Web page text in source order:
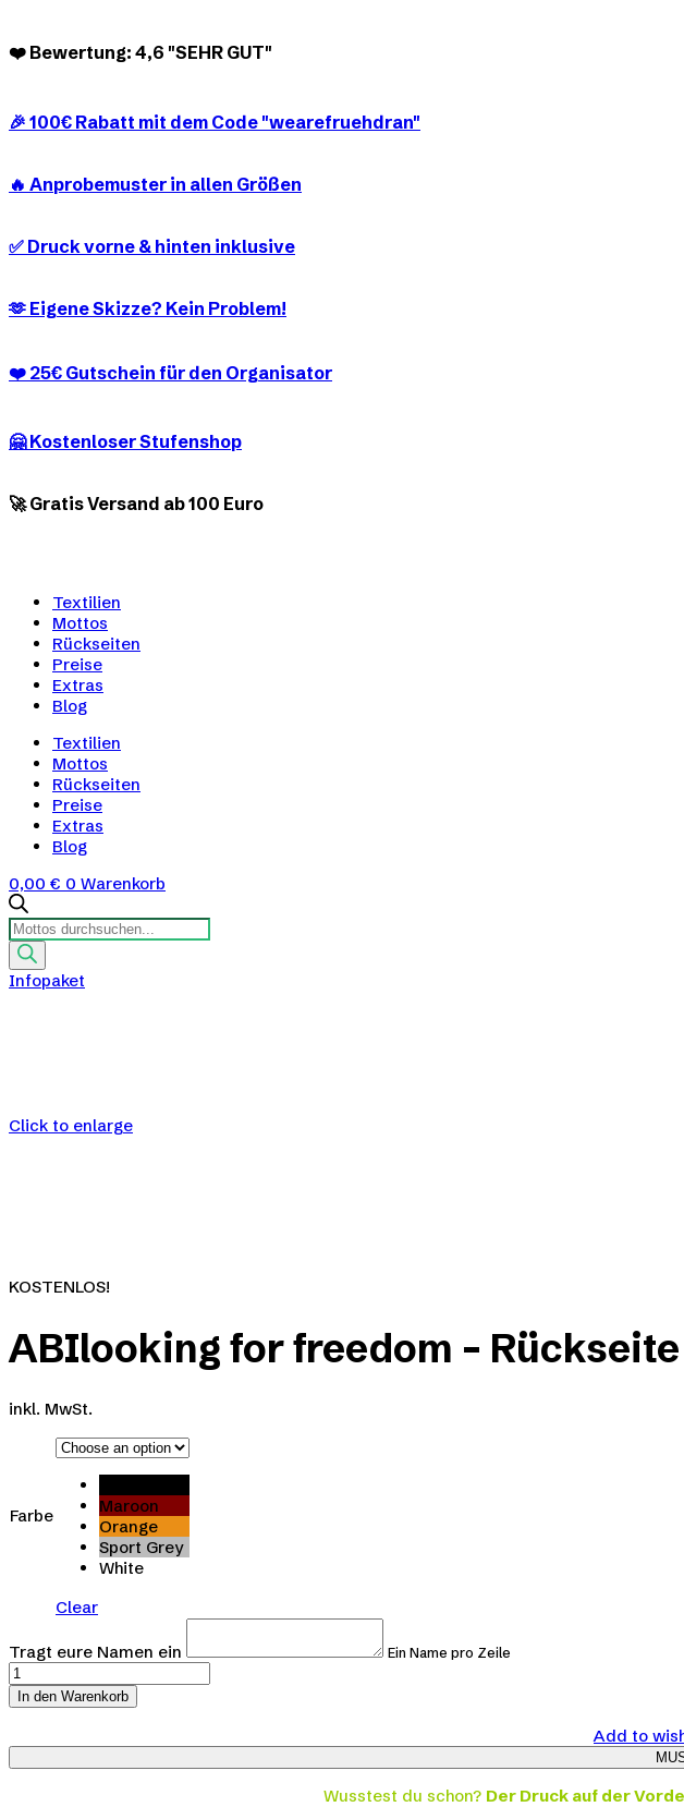
❤️ Bewertung: 4,6 "SEHR GUT"
🎉 100€ Rabatt mit dem Code "wearefruehdran"
🔥 Anprobemuster in allen Größen
✅ Druck vorne & hinten inklusive
🫶 Eigene Skizze? Kein Problem!
❤️ 25€ Gutschein für den Organisator
🤗 Kostenloser Stufenshop
🚀 Gratis Versand ab 100 Euro
Textilien
Mottos
Rückseiten
Preise
Extras
Blog
Textilien
Mottos
Rückseiten
Preise
Extras
Blog
0,00 € 0 Warenkorb
Products
search
Infopaket
Click to enlarge
KOSTENLOS!
ABIlooking for freedom – Rückseite
inkl. MwSt.
Farbe
Maroon
Orange
Sport Grey
White
Clear
Tragt eure Namen ein Ein Name pro Zeile
ABIlooking
for
freedom
Rückseite
quantity
In den Warenkorb
Add to
Wusstest du schon? Der Druck auf der